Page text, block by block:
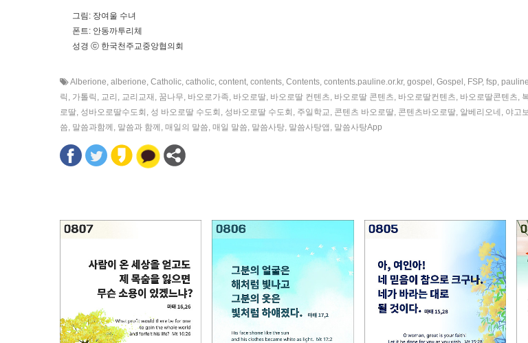
그림: 장여울 수녀
폰트: 안동까투리체
성경 ⓒ 한국천주교중앙협의회
Alberione, alberione, Catholic, catholic, content, contents, Contents, contents.pauline.or.kr, gospel , Gospel , FSP, fsp, pauline
릭 , 가톨릭 , 교리 , 교리교재 , 꿈나무, 바오로가족, 바오로딸, 바오로딸 컨텐츠, 바오로딸 콘텐츠, 바오로딸컨텐츠, 바오로딸콘텐츠,
로딸, 성바오로딸수도회 , 성 바오로딸 수도회 , 성바오로딸 수도회 , 주일학교, 콘텐츠 바오로딸, 콘텐츠바오로딸, 알베리오네 , 야고
씀, 말씀과함께 , 말씀과 함께 , 매일의 말씀, 매일 말씀, 말씀사탕, 말씀사탕앱 , 말씀사탕App